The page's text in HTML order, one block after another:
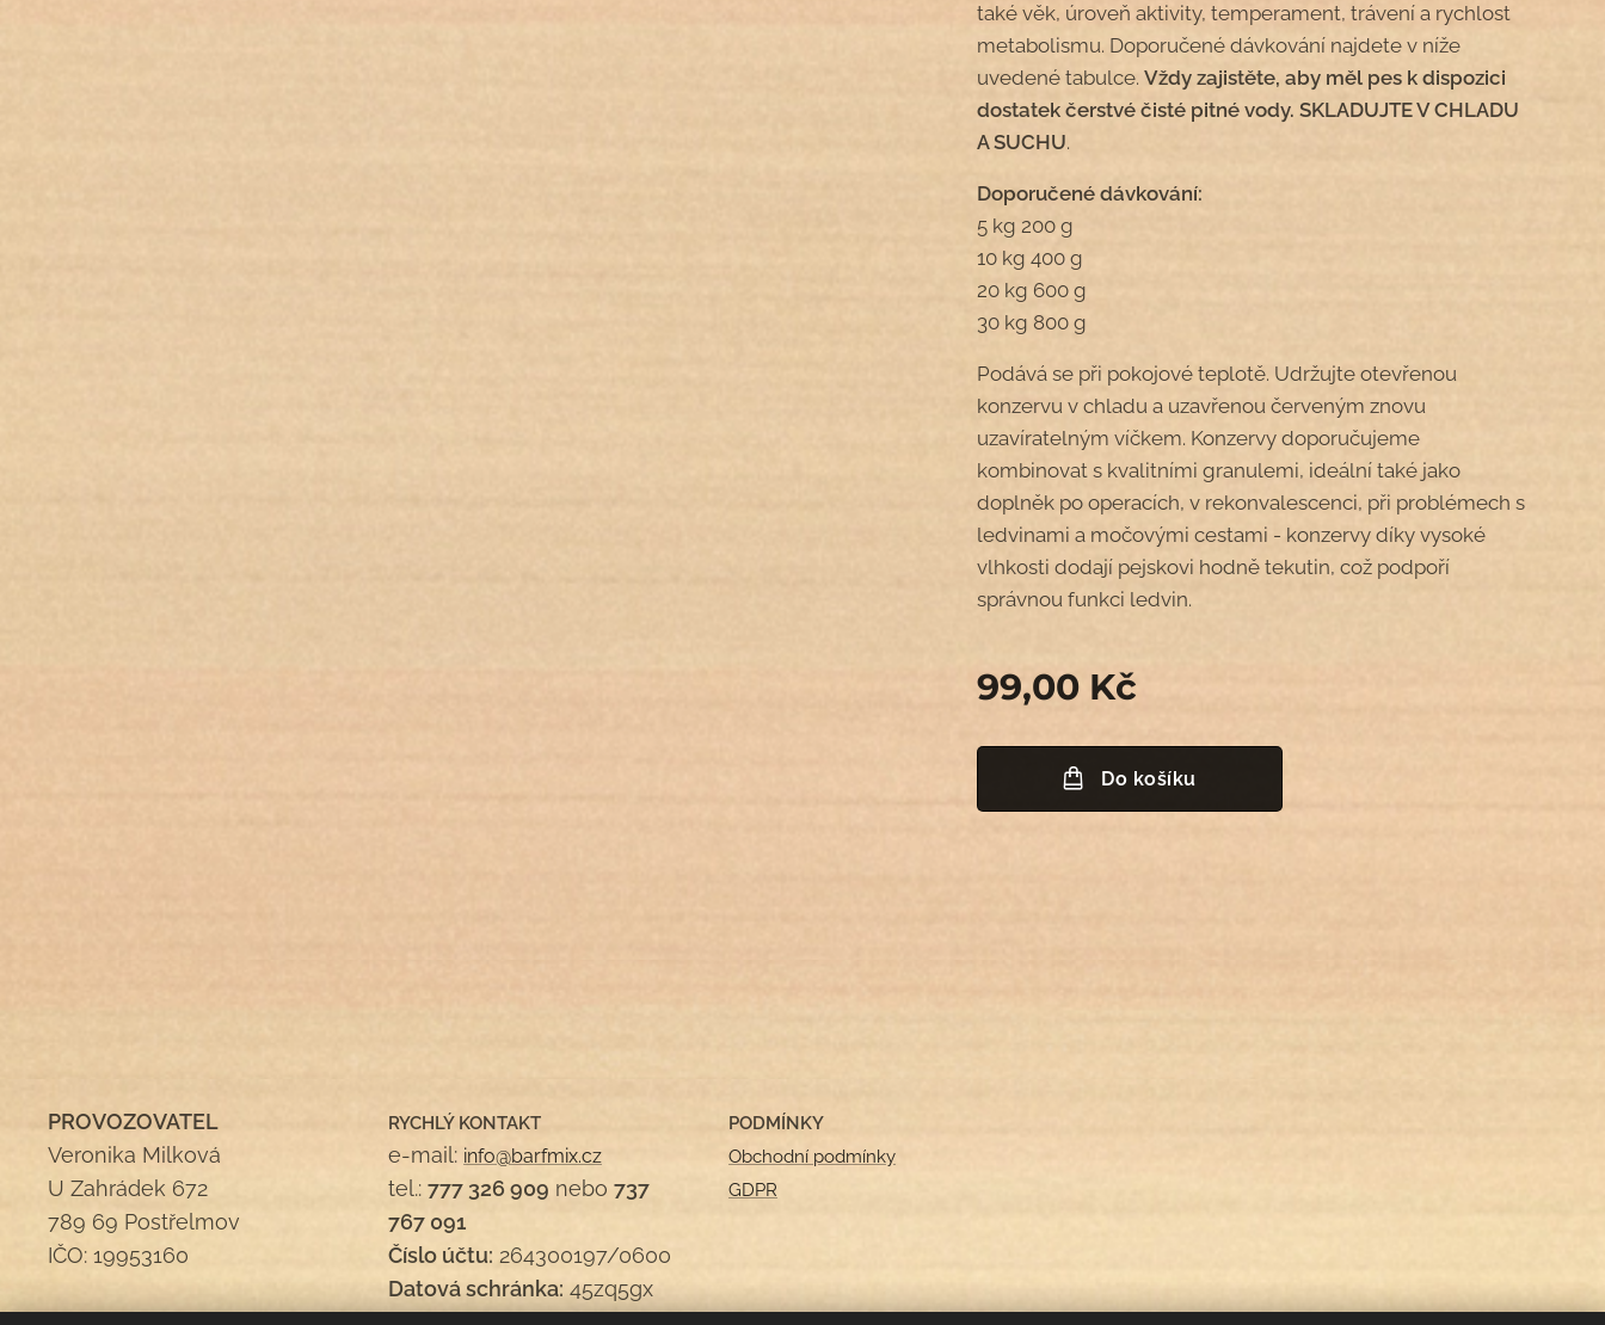
také věk, úroveň aktivity, temperament, trávení a rychlost
metabolismu. Doporučené dávkování najdete v níže
uvedené tabulce.Vždy zajistěte, aby měl pes k dispozici
dostatek čerstvé čisté pitné vody. SKLADUJTE V CHLADU
A SUCHU.
Doporučené dávkování:
5 kg 200 g
10 kg 400 g
20 kg 600 g
30 kg 800 g
Podává se při pokojové teplotě. Udržujte otevřenou
konzervu v chladu a uzavřenou červeným znovu
uzavíratelným víčkem. Konzervy doporučujeme
kombinovat s kvalitními granulemi, ideální také jako
doplněk po operacích, v rekonvalescenci, při problémech s
ledvinami a močovými cestami - konzervy díky vysoké
vlhkosti dodají pejskovi hodně tekutin, což podpoří
správnou funkci ledvin.
99,00 Kč
Do košíku
PROVOZOVATEL
Veronika Milková
U Zahrádek 672
789 69 Postřelmov
IČO: 19953160
RYCHLÝ KONTAKT
e-mail: info@barfmix.cz
tel.:777 326 909 nebo737
767 091
Číslo účtu: 264300197/0600
Datová schránka: 45zq5gx
PODMÍNKY
Obchodní podmínky
GDPR